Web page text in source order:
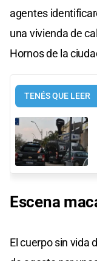
agentes
una vivienda de
Hornos de la
TENÉS QUE LEER
Escena
El cuerpo sin vida